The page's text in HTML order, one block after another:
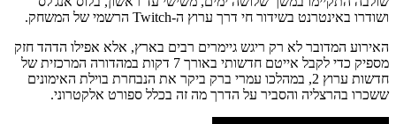
ושודרו באינטרנט בשידור חי דרך ערוץ ה-Twitch הרשמי של המשחק.
האירוע המדובר לא רק ריגש גיימרים רבים בארץ, אלא אפילו הדהד חזק
מספיק כדי לקבל אייטם חדשותי באורך 7 דקות במהדורה המרכזית של
חדשות ערוץ 2, במהלכו עמרי ברק ביקר את הנבחרת בוילת האימונים
ששכרו בהרצליה והסביר על הדרך מה זה בכלל ספורט אלקטרוני.